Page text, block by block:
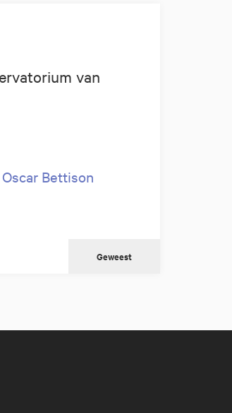
van
Bettison
Geweest